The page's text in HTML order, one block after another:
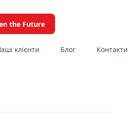
the Future
клієнти Блог Контакти